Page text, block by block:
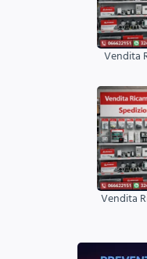
Vendita
Vendita